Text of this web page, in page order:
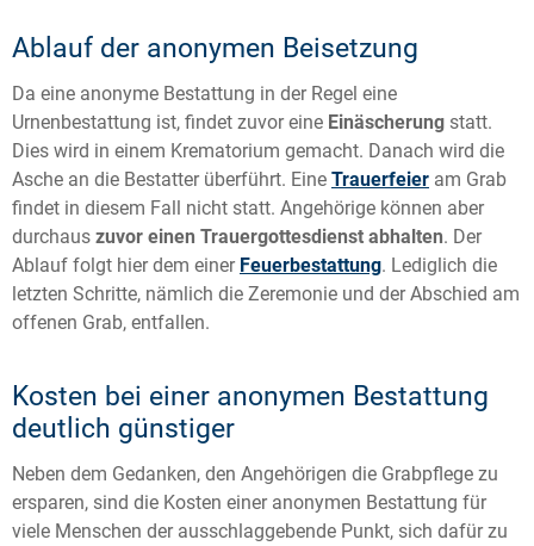
Ablauf der anonymen Beisetzung
Da eine anonyme Bestattung in der Regel eine
Urnenbestattung ist, findet zuvor eine Einäscherung statt.
Dies wird in einem Krematorium gemacht. Danach wird die
Asche an die Bestatter überführt. Eine Trauerfeier am Grab
findet in diesem Fall nicht statt. Angehörige können aber
durchaus zuvor einen Trauergottesdienst abhalten. Der
Ablauf folgt hier dem einer Feuerbestattung. Lediglich die
letzten Schritte, nämlich die Zeremonie und der Abschied am
offenen Grab, entfallen.
Kosten bei einer anonymen Bestattung
deutlich günstiger
Neben dem Gedanken, den Angehörigen die Grabpflege zu
ersparen, sind die Kosten einer anonymen Bestattung für
viele Menschen der ausschlaggebende Punkt, sich dafür zu